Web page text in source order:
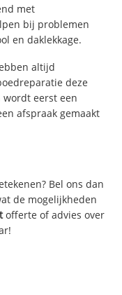
met
bij problemen
en daklekkage.
altijd
deze
wordt eerst een
afspraak gemaakt
Bel ons dan
de mogelijkheden
offerte of advies over